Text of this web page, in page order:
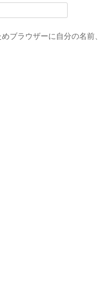
ブラウザーに自分の名